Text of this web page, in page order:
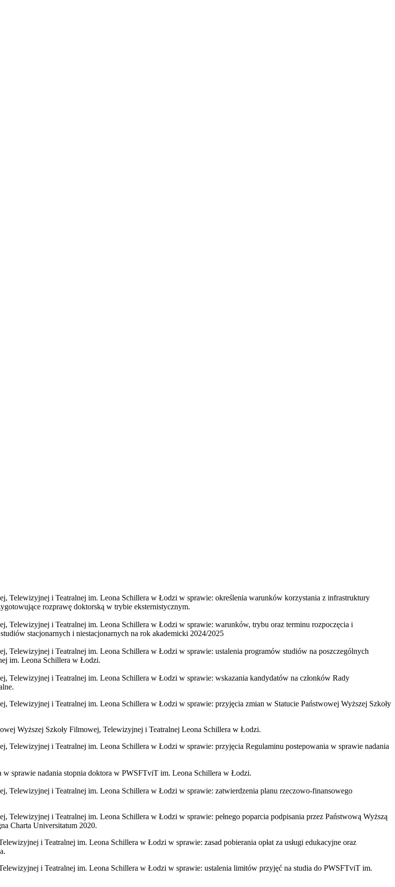
Telewizyjnej i Teatralnej im. Leona Schillera w Łodzi w sprawie: określenia warunków korzystania z infrastruktury
rozprawę doktorską w trybie eksternistycznym.
Telewizyjnej i Teatralnej im. Leona Schillera w Łodzi w sprawie: warunków, trybu oraz terminu rozpoczęcia i
stacjonarnych i niestacjonarnych na rok akademicki 2024/2025
Telewizyjnej i Teatralnej im. Leona Schillera w Łodzi w sprawie: ustalenia programów studiów na poszczególnych
im. Leona Schillera w Łodzi.
Telewizyjnej i Teatralnej im. Leona Schillera w Łodzi w sprawie: wskazania kandydatów na członków Rady
Telewizyjnej i Teatralnej im. Leona Schillera w Łodzi w sprawie: przyjęcia zmian w Statucie Państwowej Wyższej Szkoły
Wyższej Szkoły Filmowej, Telewizyjnej i Teatralnej Leona Schillera w Łodzi.
Telewizyjnej i Teatralnej im. Leona Schillera w Łodzi w sprawie: przyjęcia Regulaminu postepowania w sprawie nadania
sprawie nadania stopnia doktora w PWSFTviT im. Leona Schillera w Łodzi.
Telewizyjnej i Teatralnej im. Leona Schillera w Łodzi w sprawie: zatwierdzenia planu rzeczowo-finansowego
Telewizyjnej i Teatralnej im. Leona Schillera w Łodzi w sprawie: pełnego poparcia podpisania przez Państwową Wyższą
Charta Universitatum 2020.
i Teatralnej im. Leona Schillera w Łodzi w sprawie: zasad pobierania opłat za usługi edukacyjne oraz
i Teatralnej im. Leona Schillera w Łodzi w sprawie: ustalenia limitów przyjęć na studia do PWSFTviT im.